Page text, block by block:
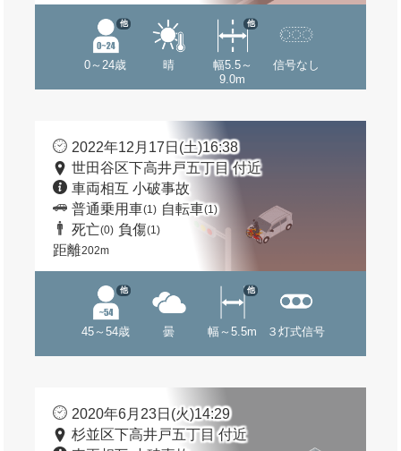
0～24歳
他
晴
幅5.5～
9.0m
他
信号なし
2022年12月17日(土)16:38
世田谷区下高井戸五丁目 付近
車両相互 小破事故
普通乗用車(1) 自転車(1)
死亡(0) 負傷(1)
距離202m
45～54歳
他
曇 幅～5.5m
他
３灯式信号
2020年6月23日(火)14:29
杉並区下高井戸五丁目 付近